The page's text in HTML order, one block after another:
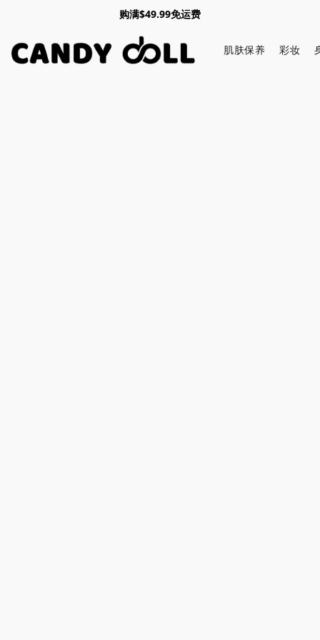
购满$49.99免运费
肌肤保养 彩妆